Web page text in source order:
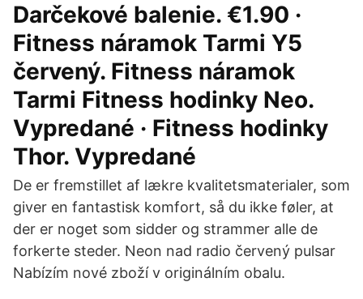
Darčekové balenie. €1.90 ·
Fitness náramok Tarmi Y5
červený. Fitness náramok
Tarmi Fitness hodinky Neo.
Vypredané · Fitness hodinky
Thor. Vypredané
De er fremstillet af lækre kvalitetsmaterialer, som
giver en fantastisk komfort, så du ikke føler, at
der er noget som sidder og strammer alle de
forkerte steder. Neon nad radio červený pulsar
Nabízím nové zboží v originálním obalu.